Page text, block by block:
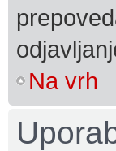
Na vrh